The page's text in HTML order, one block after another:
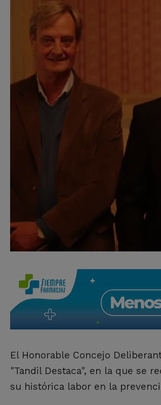
El Honorable Concejo
"Tandil Destaca", en la que se
su histórica labor en la